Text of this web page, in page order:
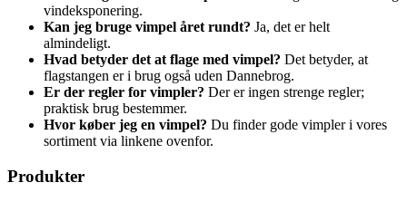
vindeksponering.
Kan jeg bruge vimpel året rundt? Ja, det er helt
almindeligt.
Hvad betyder det at flage med vimpel? Det betyder, at
flagstangen er i brug også uden Dannebrog.
Er der regler for vimpler? Der er ingen strenge regler;
praktisk brug bestemmer.
Hvor køber jeg en vimpel? Du finder gode vimpler i vores
sortiment via linkene ovenfor.
Produkter